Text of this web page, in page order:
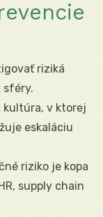
riziká
sféry.
kultúra, v ktorej
eskaláciu
riziko je kopa
supply chain